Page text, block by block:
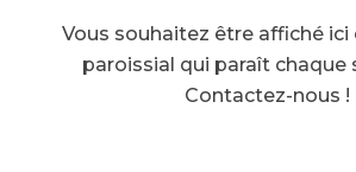
Vous souhaitez être affiché ici
paroissial qui paraît chaque
Contactez-nous !